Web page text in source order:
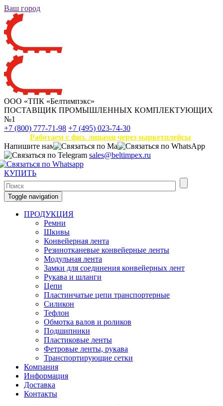
Ваш город
ООО «ТПК «Белтимпэкс»
ПОСТАВЩИК ПРОМЫШЛЕННЫХ КОМПЛЕКТУЮЩИХ
№1
+7 (800) 777-71-98 +7 (495) 023-74-30
Работаем с физ. лицами через маркетплейсы
Напишите нам
sales@beltimpex.ru
КУПИТЬ
Toggle navigation
ПРОДУКЦИЯ
Ремни
Шкивы
Конвейерная лента
Резинотканевые конвейерные ленты
Модульная лента
Замки для соединения конвейерных лент
Рукава и шланги
Цепи
Пластинчатые цепи транспортерные
Силикон
Тефлон
Обмотка валов и роликов
Подшипники
Пластиковые ленты
Фетровые ленты, рукава
Транспортирующие сетки
Компания
Информация
Доставка
Контакты